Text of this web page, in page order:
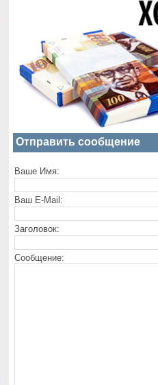
Отправить сообщение
Ваше Имя:
Ваш E-Mail:
Заголовок:
Сообщение: